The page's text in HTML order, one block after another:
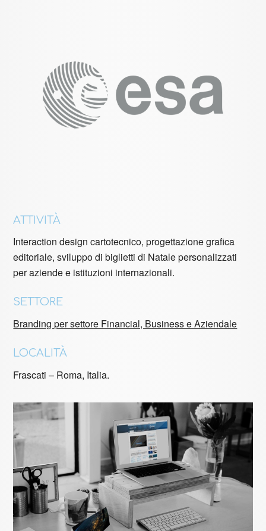
ATTIVITÀ
Interaction design cartotecnico, progettazione grafica
editoriale, sviluppo di biglietti di Natale personalizzati
per aziende e istituzioni internazionali.
SETTORE
Branding per settore Financial, Business e Aziendale
LOCALITÀ
Frascati – Roma, Italia.